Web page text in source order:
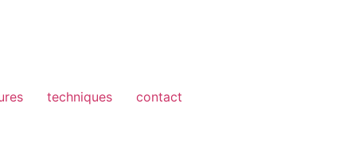
techniques contact